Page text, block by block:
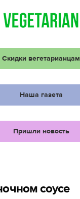
Скидки вегетарианцам
Наша газета
Пришли новость
соусе